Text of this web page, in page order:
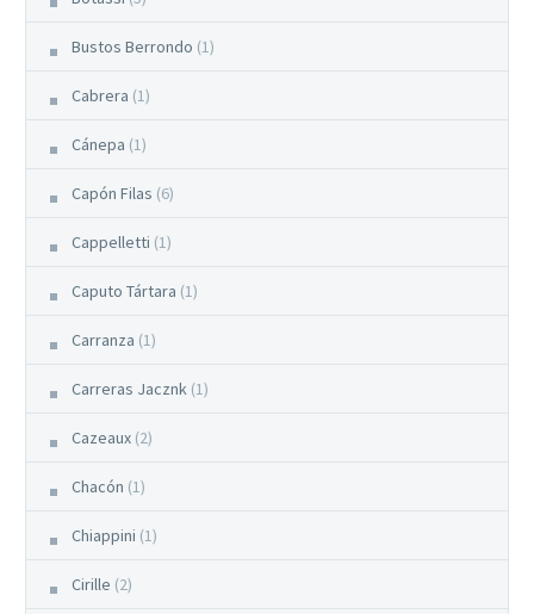
Bustos Berrondo (1)
Cabrera (1)
Cánepa (1)
Capón Filas (6)
Cappelletti (1)
Caputo Tártara (1)
Carranza (1)
Carreras Jacznk (1)
Cazeaux (2)
Chacón (1)
Chiappini (1)
Cirille (2)